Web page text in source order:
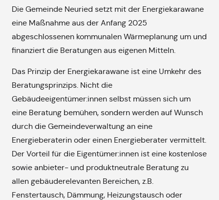
Die Gemeinde Neuried setzt mit der Energiekarawane
eine Maßnahme aus der Anfang 2025
abgeschlossenen kommunalen Wärmeplanung um und
finanziert die Beratungen aus eigenen Mitteln.
Das Prinzip der Energiekarawane ist eine Umkehr des
Beratungsprinzips. Nicht die
Gebäudeeigentümer:innen selbst müssen sich um
eine Beratung bemühen, sondern werden auf Wunsch
durch die Gemeindeverwaltung an eine
Energieberaterin oder einen Energieberater vermittelt.
Der Vorteil für die Eigentümer:innen ist eine kostenlose
sowie anbieter- und produktneutrale Beratung zu
allen gebäuderelevanten Bereichen, z.B.
Fenstertausch, Dämmung, Heizungstausch oder